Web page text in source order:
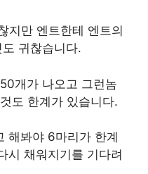
지만 엔트한테 엔트의
귀찮습니다.
개가 나오고 그런놈
도 한계가 있습니다.
해봐야 6마리가 한계
시 채워지기를 기다려